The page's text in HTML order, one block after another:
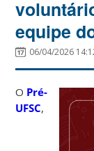
equipe
06/04/2026
O Pré-
UFSC,